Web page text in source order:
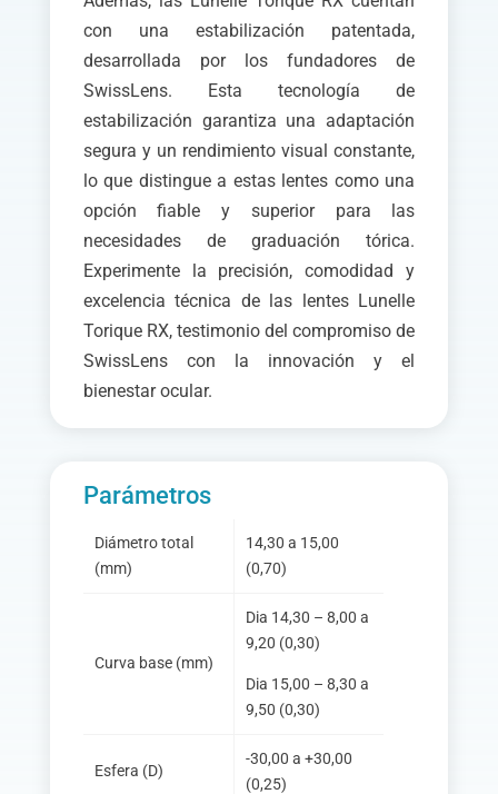
con una estabilización patentada,
desarrollada por los fundadores de
SwissLens. Esta tecnología de
estabilización garantiza una adaptación
segura y un rendimiento visual constante,
lo que distingue a estas lentes como una
opción fiable y superior para las
necesidades de graduación tórica.
Experimente la precisión, comodidad y
excelencia técnica de las lentes Lunelle
Torique RX, testimonio del compromiso de
SwissLens con la innovación y el
bienestar ocular.
Parámetros
Diámetro total
(mm)
14,30 a 15,00
(0,70)
Curva base (mm)
Dia 14,30 – 8,00 a
9,20 (0,30)
Dia 15,00 – 8,30 a
9,50 (0,30)
Esfera (D)
-30,00 a +30,00
(0,25)